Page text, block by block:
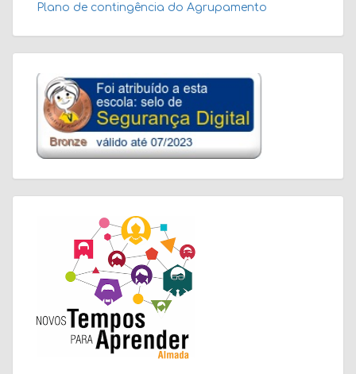
Plano de contingência do Agrupamento